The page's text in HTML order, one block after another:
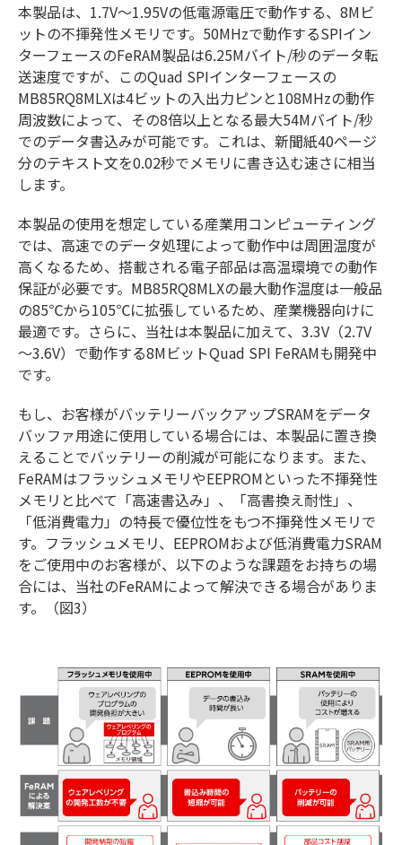
本製品は、1.7V～1.95Vの低電源電圧で動作する、8Mビ
ットの不揮発性メモリです。50MHzで動作するSPIイン
ターフェースのFeRAM製品は6.25Mバイト/秒のデータ転
送速度ですが、このQuad SPIインターフェースの
MB85RQ8MLXは4ビットの入出力ピンと108MHzの動作
周波数によって、その8倍以上となる最大54Mバイト/秒
でのデータ書込みが可能です。これは、新聞紙40ページ
分のテキスト文を0.02秒でメモリに書き込む速さに相当
します。
本製品の使用を想定している産業用コンピューティング
では、高速でのデータ処理によって動作中は周囲温度が
高くなるため、搭載される電子部品は高温環境での動作
保証が必要です。MB85RQ8MLXの最大動作温度は一般品
の85℃から105℃に拡張しているため、産業機器向けに
最適です。さらに、当社は本製品に加えて、3.3V（2.7V
～3.6V）で動作する8MビットQuad SPI FeRAMも開発中
です。
もし、お客様がバッテリーバックアップSRAMをデータ
バッファ用途に使用している場合には、本製品に置き換
えることでバッテリーの削減が可能になります。また、
FeRAMはフラッシュメモリやEEPROMといった不揮発性
メモリと比べて「高速書込み」、「高書換え耐性」、
「低消費電力」の特長で優位性をもつ不揮発性メモリで
す。フラッシュメモリ、EEPROMおよび低消費電力SRAM
をご使用中のお客様が、以下のような課題をお持ちの場
合には、当社のFeRAMによって解決できる場合がありま
す。（図3）